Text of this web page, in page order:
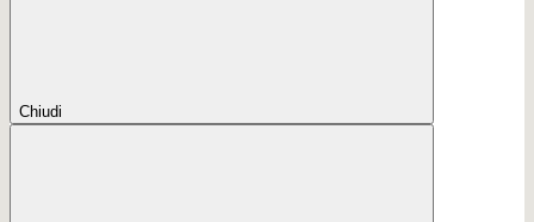
Chiudi